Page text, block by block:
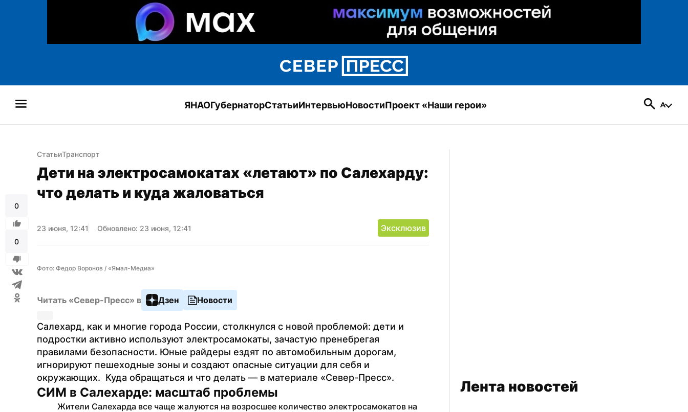
ЯНАОГубернаторСтатьиИнтервьюНовостиПроект «Наши герои»
0
0
СтатьиТранспорт
Дети на электросамокатах «летают» по Салехарду:
что делать и куда жаловаться
23 июня, 12:41 Обновлено: 23 июня, 12:41 Эксклюзив
Фото: Федор Воронов / «Ямал-Медиа»
Читать «Север-Пресс» в Дзен Новости
Салехард, как и многие города России, столкнулся с новой проблемой: дети и
подростки активно используют электросамокаты, зачастую пренебрегая
правилами безопасности. Юные райдеры ездят по автомобильным дорогам,
игнорируют пешеходные зоны и создают опасные ситуации для себя и
окружающих.  Куда обращаться и что делать — в материале «Север-Пресс».
СИМ в Салехарде: масштаб проблемы
Жители Салехарда все чаще жалуются на возросшее количество электросамокатов на
Лента новостей